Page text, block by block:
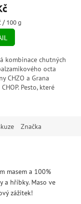
/ 100 g
kombinace chutných
octa
CHZO a Grana
Pesto, které
Značka
masem a 100%
a hříbky. Maso ve
zážitek!